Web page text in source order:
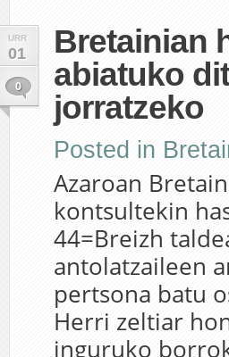
URR
01
0
Bretainian
abiatuko
jorratzeko
Posted in
Azaroan
kontsultekin
44=Breizh
antolatzaileen
pertsona batu
Herri zeltiar
inguruko